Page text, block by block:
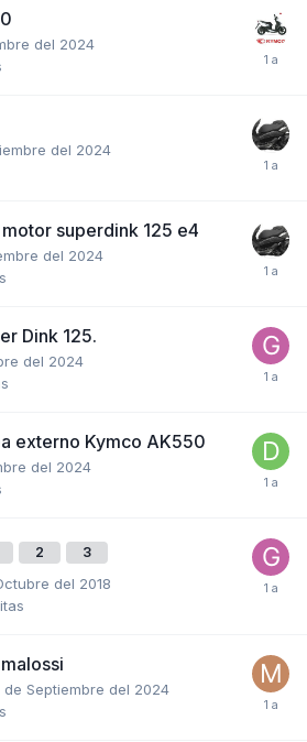
del 2024
del 2024
superdink 125 e4
del 2024
Dink 125.
del 2024
externo Kymco AK550
del 2024
2 3
del 2018
de Septiembre del 2024